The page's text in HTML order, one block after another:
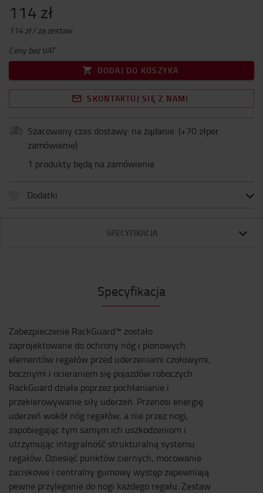
114 zł
114 zł / za zestaw
Ceny bez VAT
DODAJ DO KOSZYKA
SKONTAKTUJ SIĘ Z NAMI
Szacowany czas dostawy: na żądanie. (+70 złper
zamówienie)
1 produkty będą na zamówienie
Dodatki
SPECYFIKACJA
Specyfikacja
Zabezpieczenie RackGuard™ zostało
zaprojektowane do ochrony nóg i pionowych
elementów regałów przed uderzeniami czołowymi,
bocznymi i ocieraniem się pojazdów roboczych.
RackGuard działa poprzez pochłanianie i
przekierowywanie siły uderzeń. Przenosi energię
uderzeń wokół nóg regałów, a nie przez nogi,
zapobiegając tym samym ich uszkodzeniom i
utrzymując integralność strukturalną systemu
regałów. Dziesięć punktów ciernych, mocowanie
zaciskowe i centralny gumowy występ zapewniają
pewne przyleganie do nogi każdego regału. Zestaw